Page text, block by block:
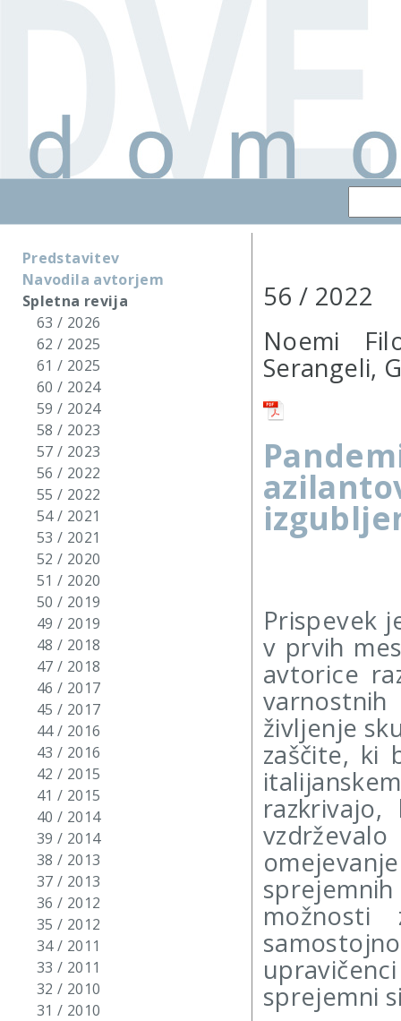
Predstavitev
Navodila avtorjem
Spletna revija
63 / 2026
62 / 2025
61 / 2025
60 / 2024
59 / 2024
58 / 2023
57 / 2023
56 / 2022
55 / 2022
54 / 2021
53 / 2021
52 / 2020
51 / 2020
50 / 2019
49 / 2019
48 / 2018
47 / 2018
46 / 2017
45 / 2017
44 / 2016
43 / 2016
42 / 2015
41 / 2015
40 / 2014
39 / 2014
38 / 2013
37 / 2013
36 / 2012
35 / 2012
34 / 2011
33 / 2011
32 / 2010
31 / 2010
56 / 2022
Noemi
Serangeli,
Prispevek
v prvih
avtorice
življenje
zaščite, ki
sprejemni